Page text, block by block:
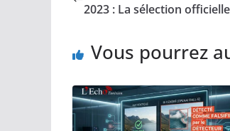
2023 : La sélection
Vous pourrez